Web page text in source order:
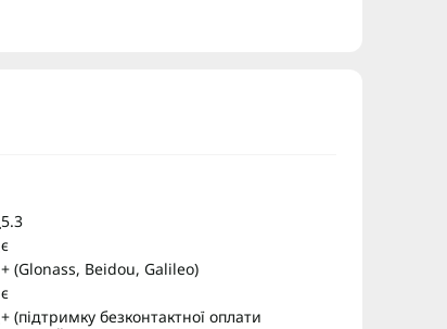
5.3
є
+ (Glonass, Beidou, Galileo)
є
+ (підтримку безконтактної оплати